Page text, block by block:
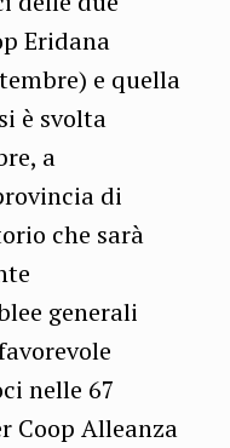
Eridana
e quella
è svolta
a
di
che sarà
generali
nelle 67
Coop Alleanza